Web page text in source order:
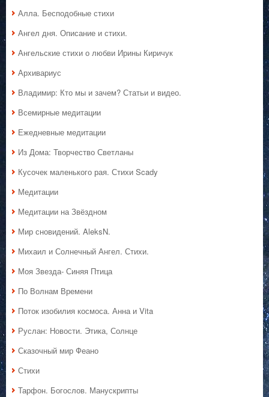
Алла. Бесподобные стихи
Ангел дня. Описание и стихи.
Ангельские стихи о любви Ирины Киричук
Архивариус
Владимир: Кто мы и зачем? Статьи и видео.
Всемирные медитации
Ежедневные медитации
Из Дома: Творчество Светланы
Кусочек маленького рая. Стихи Scady
Медитации
Медитации на Звёздном
Мир сновидений. AleksN.
Михаил и Солнечный Ангел. Стихи.
Моя Звезда- Синяя Птица
По Волнам Времени
Поток изобилия космоса. Анна и Vita
Руслан: Новости. Этика, Солнце
Сказочный мир Феано
Стихи
Тарфон. Богослов. Манускрипты